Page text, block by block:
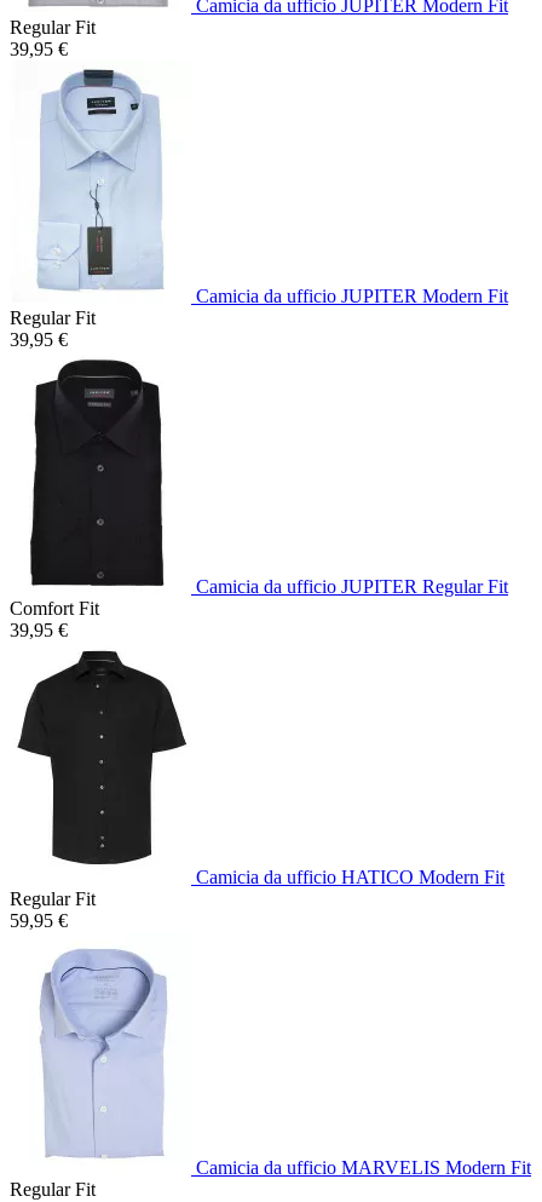
Camicia da ufficio JUPITER Modern Fit
Regular Fit
39,95 €
Camicia da ufficio JUPITER Modern Fit
Regular Fit
39,95 €
Camicia da ufficio JUPITER Regular Fit
Comfort Fit
39,95 €
Camicia da ufficio HATICO Modern Fit
Regular Fit
59,95 €
Camicia da ufficio MARVELIS Modern Fit
Regular Fit